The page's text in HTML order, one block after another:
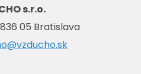
s.r.o.
05 Bratislava